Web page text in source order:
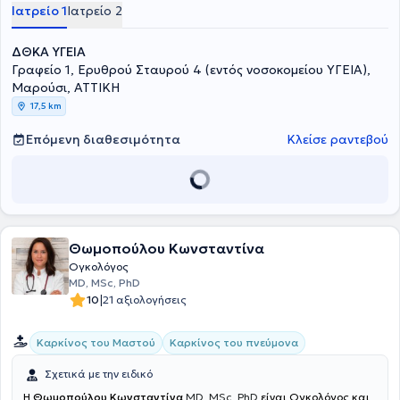
Ιατρείο 1Ιατρείο 2
ΔΘΚΑ ΥΓΕΙΑ
Γραφείο 1, Ερυθρού Σταυρού 4 (εντός νοσοκομείου ΥΓΕΙΑ),
Μαρούσι, ΑΤΤΙΚΗ
17,5 km
Επόμενη διαθεσιμότητα Κλείσε ραντεβού
Θωμοπούλου Κωνσταντίνα
Ογκολόγος
MD, MSc, PhD
10|21 αξιολογήσεις
Καρκίνος του Μαστού Καρκίνος του πνεύμονα
Σχετικά με την ειδικό
Η Θωμοπούλου Κωνσταντίνα MD, MSc, PhD είναι Ογκολόγος και